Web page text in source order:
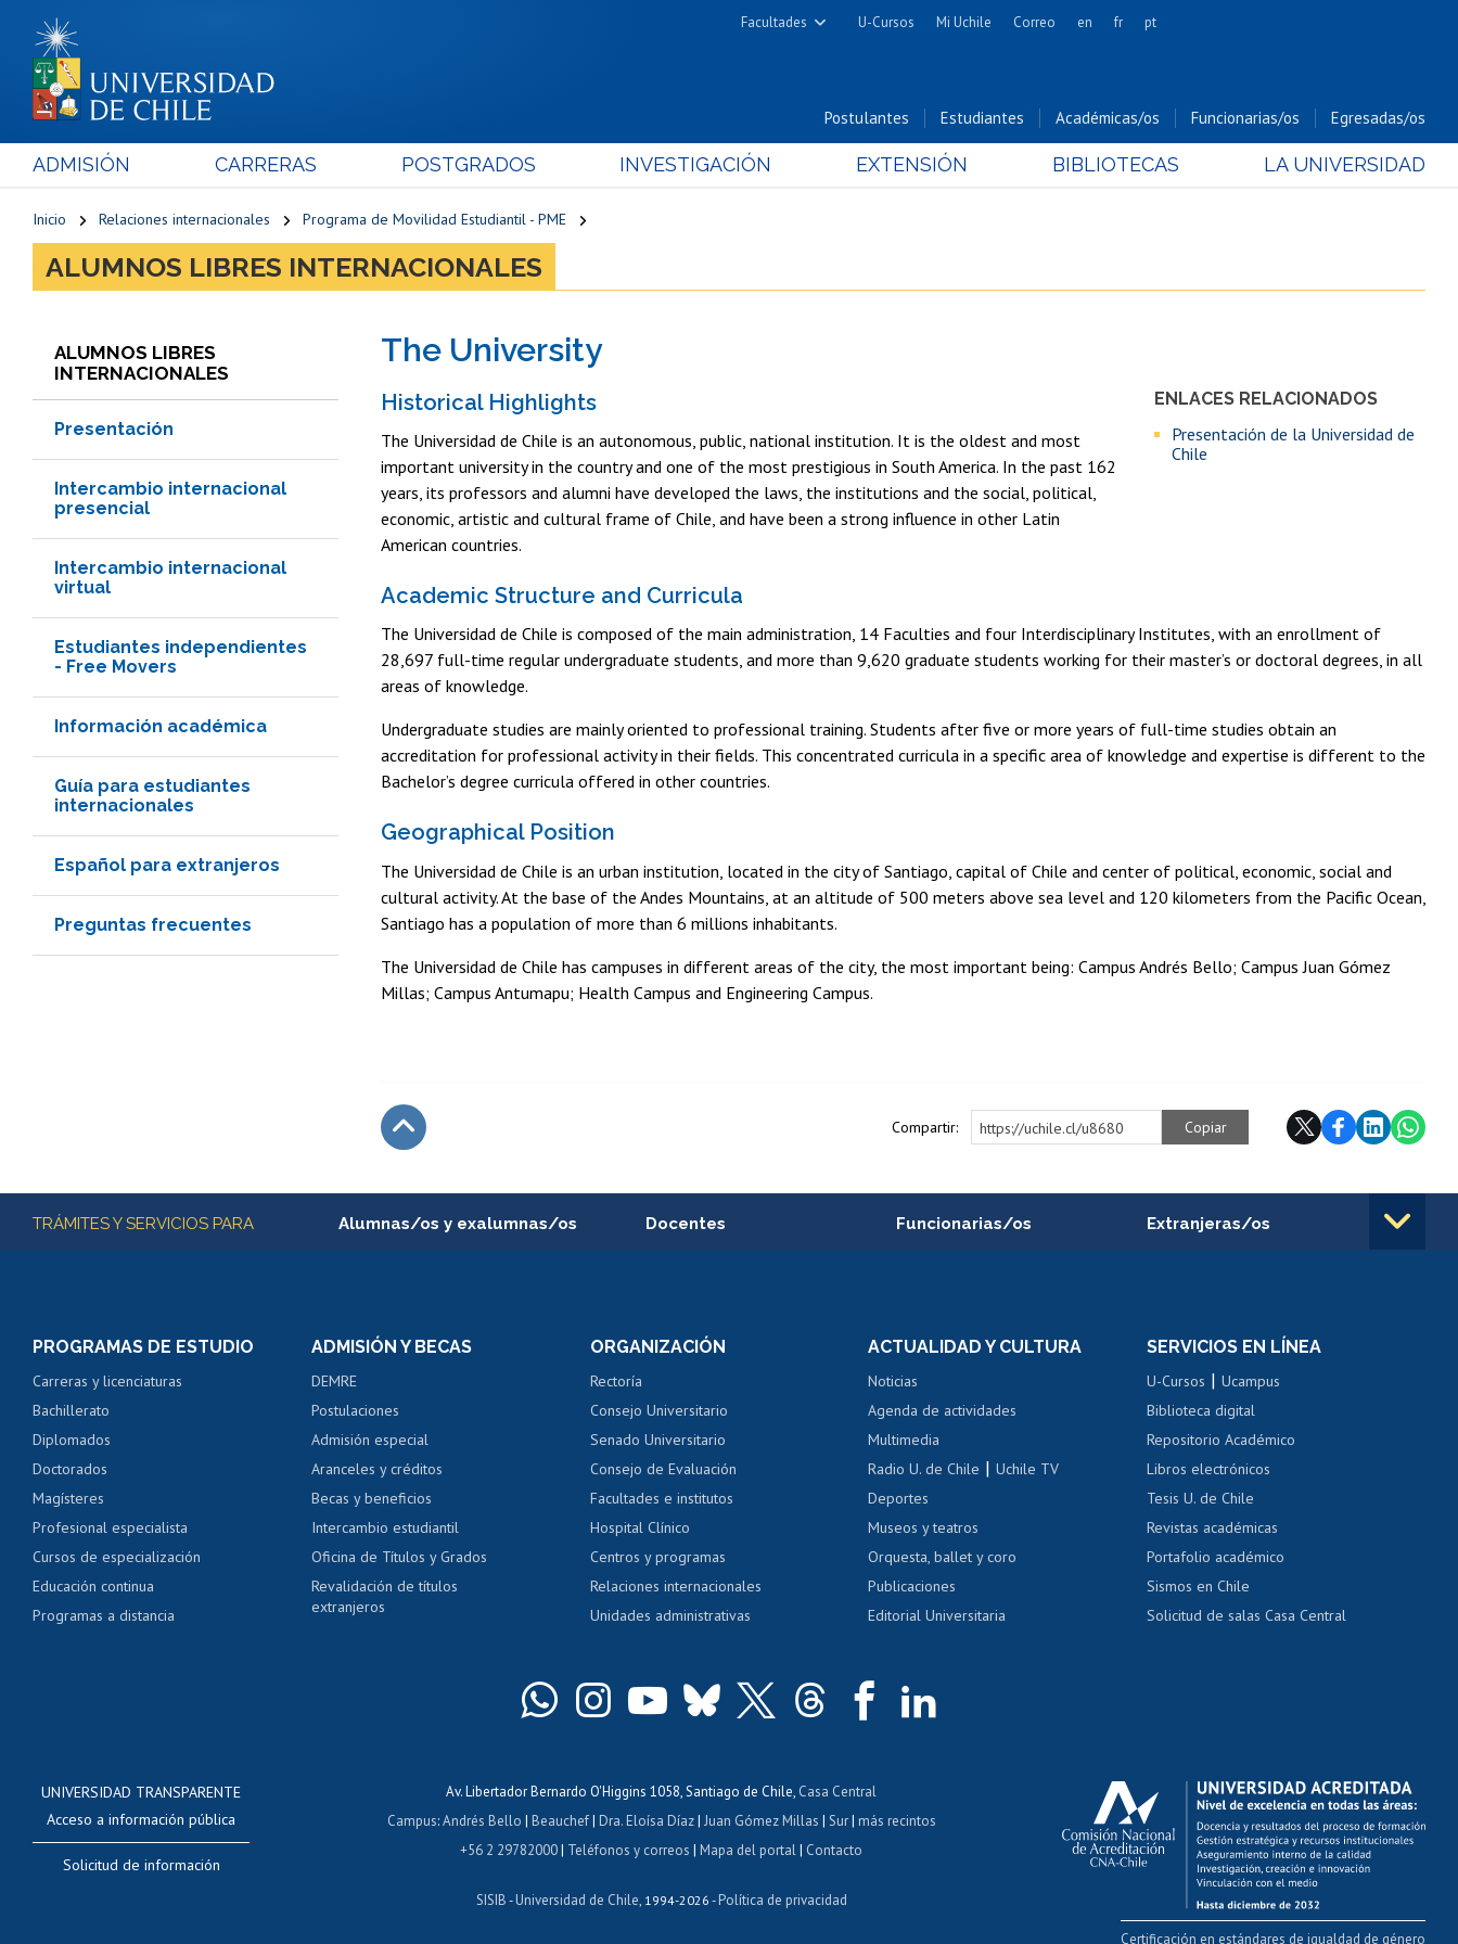
Facultades
Cs. Físicas y Matemáticas
Cs. Forestales y Conservación
Cs. Químicas y Farmacéuticas
Cs. Sociales
Hospital Clínico
U-Cursos Mi Uchile Correo en fr pt
Postulantes Estudiantes Académicas/os Funcionarias/os Egresadas/os
ADMISIÓN CARRERAS POSTGRADOS INVESTIGACIÓN EXTENSIÓN BIBLIOTECAS LA UNIVERSIDAD
Inicio Relaciones internacionales Programa de Movilidad Estudiantil - PME
ALUMNOS LIBRES INTERNACIONALES
ALUMNOS LIBRES
INTERNACIONALES
Presentación
Intercambio internacional
presencial
Intercambio internacional
virtual
Estudiantes independientes
- Free Movers
Información académica
Guía para estudiantes
internacionales
Español para extranjeros
Preguntas frecuentes
The University
ENLACES RELACIONADOS
Presentación de la Universidad de
Chile
Historical Highlights
The Universidad de Chile is an autonomous, public, national institution. It is the oldest and most
important university in the country and one of the most prestigious in South America. In the past 162
years, its professors and alumni have developed the laws, the institutions and the social, political,
economic, artistic and cultural frame of Chile, and have been a strong influence in other Latin
American countries.
Academic Structure and Curricula
The Universidad de Chile is composed of the main administration, 14 Faculties and four Interdisciplinary Institutes, with an enrollment of
28,697 full-time regular undergraduate students, and more than 9,620 graduate students working for their master’s or doctoral degrees, in all
areas of knowledge.
Undergraduate studies are mainly oriented to professional training. Students after five or more years of full-time studies obtain an
accreditation for professional activity in their fields. This concentrated curricula in a specific area of knowledge and expertise is different to the
Bachelor’s degree curricula offered in other countries.
Geographical Position
The Universidad de Chile is an urban institution, located in the city of Santiago, capital of Chile and center of political, economic, social and
cultural activity. At the base of the Andes Mountains, at an altitude of 500 meters above sea level and 120 kilometers from the Pacific Ocean,
Santiago has a population of more than 6 millions inhabitants.
The Universidad de Chile has campuses in different areas of the city, the most important being: Campus Andrés Bello; Campus Juan Gómez
Millas; Campus Antumapu; Health Campus and Engineering Campus.
Compartir: https://uchile.cl/u8680 Copiar
Más información
TRÁMITES Y SERVICIOS PARA Alumnas/os y exalumnas/os
Consulta y certificado de notas
Servicio médico y dental
Pago de arancel y crédito alumnos
Pago de arancel y crédito exalumnos
Certificado de títulos y grados
Docentes
Perfeccionamiento
Evaluación docente
Calificación académica
Postulación al AUCAI
Funcionarias/os
Portal de movilidad interna
Certificado de renta
Certificado de renta
Gestión de correo uchile
Extranjeras/os
Movilidad Estudiantil
Cursos de español
Acoso laboral, sexual y violencia
PROGRAMAS DE ESTUDIO
Carreras y licenciaturas
Bachillerato
Diplomados
Doctorados
Magísteres
Profesional especialista
Cursos de especialización
Educación continua
Programas a distancia
ADMISIÓN Y BECAS
DEMRE
Postulaciones
Admisión especial
Aranceles y créditos
Becas y beneficios
Intercambio estudiantil
Oficina de Títulos y Grados
Revalidación de títulos
extranjeros
ORGANIZACIÓN
Rectoría
Consejo Universitario
Senado Universitario
Consejo de Evaluación
Facultades e institutos
Hospital Clínico
Centros y programas
Relaciones internacionales
Unidades administrativas
ACTUALIDAD Y CULTURA
Noticias
Agenda de actividades
Multimedia
Radio U. de Chile |Uchile TV
Deportes
Museos y teatros
Orquesta, ballet y coro
Publicaciones
Editorial Universitaria
SERVICIOS EN LÍNEA
U-Cursos |Ucampus
Biblioteca digital
Repositorio Académico
Libros electrónicos
Tesis U. de Chile
Revistas académicas
Portafolio académico
Sismos en Chile
Solicitud de salas Casa Central
UNIVERSIDAD TRANSPARENTE
Acceso a información pública
Solicitud de información
Av. Libertador Bernardo O'Higgins 1058, Santiago de Chile, Casa Central
Campus:Andrés Bello | Beauchef| Dra. Eloísa Díaz| Juan Gómez Millas | Sur| más recintos
+56 2 29782000| Teléfonos y correos |Mapa del portal| Contacto
SISIB -Universidad de Chile, 1994-2026 -Política de privacidad
Certificación en estándares de igualdad de género